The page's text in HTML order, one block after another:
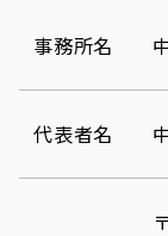
事務所名
代表者名